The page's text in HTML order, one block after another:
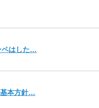
ペはした…
基本方針…